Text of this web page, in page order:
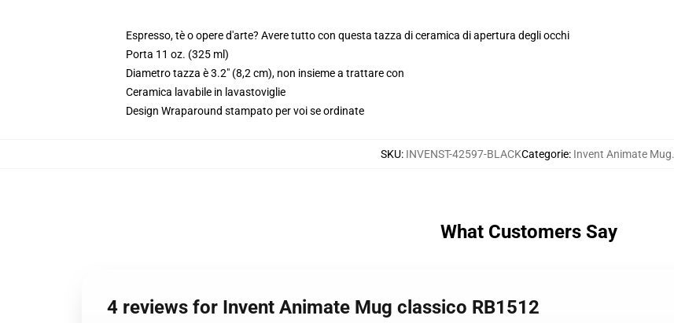
Espresso, tè o opere d'arte? Avere tutto con questa tazza di ceramica di apertura degli occhi
Porta 11 oz. (325 ml)
Diametro tazza è 3.2" (8,2 cm), non insieme a trattare con
Ceramica lavabile in lavastoviglie
Design Wraparound stampato per voi se ordinate
SKU: INVENST-42597-BLACKCategorie: Invent Animate Mug.
What Customers Say
4 reviews for Invent Animate Mug classico RB1512